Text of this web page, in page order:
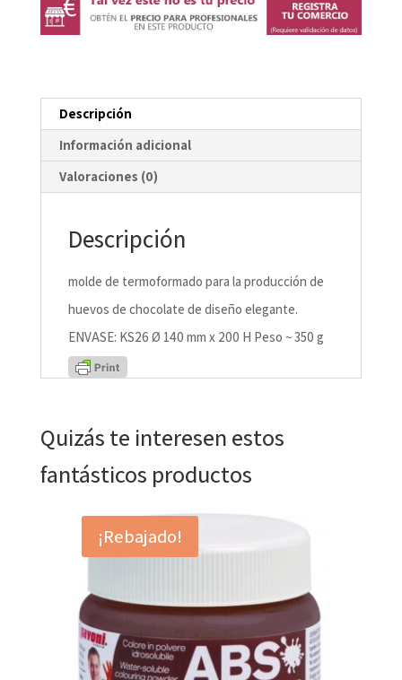
Descripción
Información adicional
Valoraciones (0)
Descripción
molde de termoformado para la producción de
huevos de chocolate de diseño elegante.
ENVASE: KS26 Ø 140 mm x 200 H Peso ~ 350 g
Quizás te interesen estos
fantásticos productos
¡Rebajado!